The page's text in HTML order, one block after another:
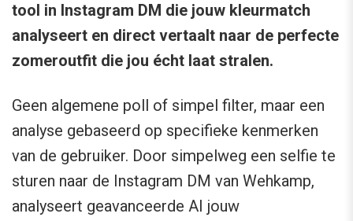
tool in Instagram DM die jouw kleurmatch
analyseert en direct vertaalt naar de perfecte
zomeroutfit die jou écht laat stralen.
Geen algemene poll of simpel filter, maar een
analyse gebaseerd op specifieke kenmerken
van de gebruiker. Door simpelweg een selfie te
sturen naar de Instagram DM van Wehkamp,
analyseert geavanceerde AI jouw